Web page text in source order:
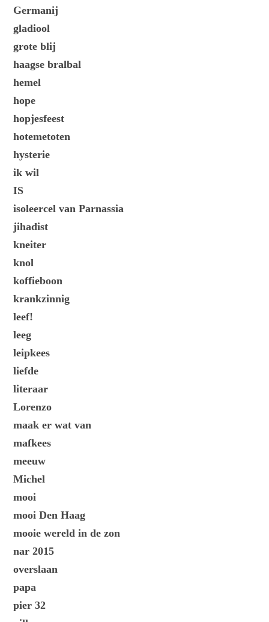
Germanij
gladiool
grote blij
haagse bralbal
hemel
hope
hopjesfeest
hotemetoten
hysterie
ik wil
IS
isoleercel van Parnassia
jihadist
kneiter
knol
koffieboon
krankzinnig
leef!
leeg
leipkees
liefde
literaar
Lorenzo
maak er wat van
mafkees
meeuw
Michel
mooi
mooi Den Haag
mooie wereld in de zon
nar 2015
overslaan
papa
pier 32